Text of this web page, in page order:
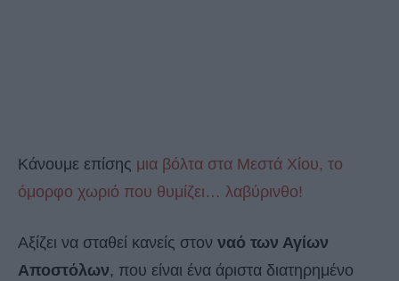
Κάνουμε επίσης μια βόλτα στα Μεστά Χίου, το
όμορφο χωριό που θυμίζει… λαβύρινθο!
Αξίζει να σταθεί κανείς στον ναό των Αγίων
Αποστόλων, που είναι ένα άριστα διατηρημένο